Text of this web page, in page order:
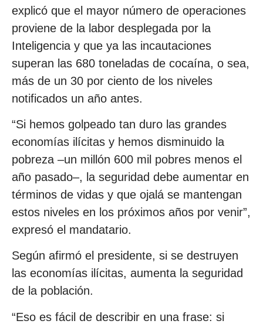
explicó que el mayor número de operaciones
proviene de la labor desplegada por la
Inteligencia y que ya las incautaciones
superan las 680 toneladas de cocaína, o sea,
más de un 30 por ciento de los niveles
notificados un año antes.
“Si hemos golpeado tan duro las grandes
economías ilícitas y hemos disminuido la
pobreza –un millón 600 mil pobres menos el
año pasado–, la seguridad debe aumentar en
términos de vidas y que ojalá se mantengan
estos niveles en los próximos años por venir”,
expresó el mandatario.
Según afirmó el presidente, si se destruyen
las economías ilícitas, aumenta la seguridad
de la población.
“Eso es fácil de describir en una frase: si